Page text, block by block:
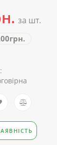
за шт.